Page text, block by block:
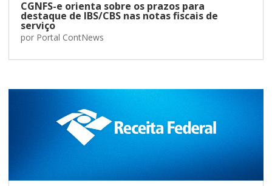
CGNFS-e orienta sobre os prazos para
destaque de IBS/CBS nas notas fiscais de
serviço
por Portal ContNews